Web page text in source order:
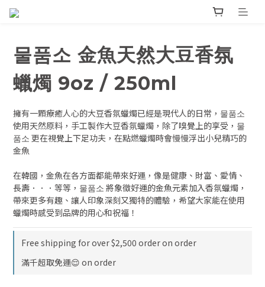
물품소 金魚天然大豆香氛
蠟燭 9oz / 250ml
擁有一顆療癒人心的大豆香氛蠟燭已經是現代人的日常，물품소
使用天然原料，手工製作大豆香氛蠟燭，除了嗅覺上的享受，물
품소 更在視覺上下足功夫，在點燃蠟燭時會慢慢浮出小兒精巧的
金魚
在韓國，金魚在各方面都能帶來好運，像是健康、財富、愛情、
長壽．．．等等，물품소 將象徵好運的金魚元素加入香氛蠟燭，
帶來更多有趣、讓人印象深刻又獨特的體驗，希望大家能在使用
蠟燭時感受到品牌的用心和祝福！
Free shipping for over $2,500 order on order
滿千超取免運😌 on order